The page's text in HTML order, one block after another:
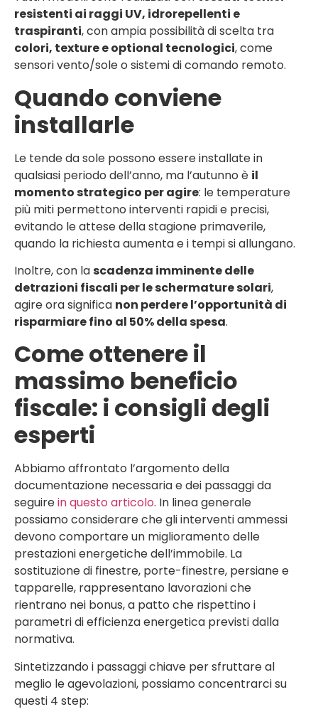
resistenti ai raggi UV, idrorepellenti e
traspiranti, con ampia possibilità di scelta tra
colori, texture e optional tecnologici, come
sensori vento/sole o sistemi di comando remoto.
Quando conviene
installarle
Le tende da sole possono essere installate in
qualsiasi periodo dell’anno, ma l’autunno è il
momento strategico per agire: le temperature
più miti permettono interventi rapidi e precisi,
evitando le attese della stagione primaverile,
quando la richiesta aumenta e i tempi si allungano.
Inoltre, con lascadenza imminente delle
detrazioni fiscali per le schermature solari,
agire ora significa non perdere l’opportunità di
risparmiare fino al 50% della spesa.
Come ottenere il
massimo beneficio
fiscale: i consigli degli
esperti
Abbiamo affrontato l’argomento della
documentazione necessaria e dei passaggi da
seguirein questo articolo. In linea generale
possiamo considerare che gli interventi ammessi
devono comportare un miglioramento delle
prestazioni energetiche dell’immobile. La
sostituzione di finestre, porte-finestre, persiane e
tapparelle, rappresentano lavorazioni che
rientrano nei bonus, a patto che rispettino i
parametri di efficienza energetica previsti dalla
normativa.
Sintetizzando i passaggi chiave per sfruttare al
meglio le agevolazioni, possiamo concentrarci su
questi 4 step: